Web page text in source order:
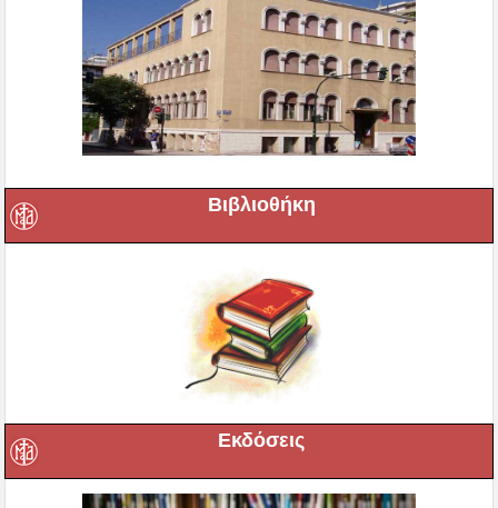
Βιβλιοθήκη
Εκδόσεις